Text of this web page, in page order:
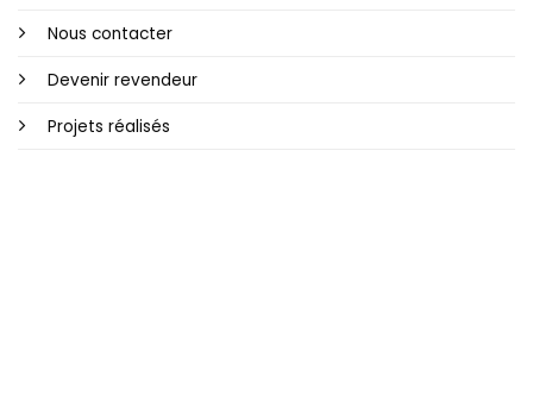
Nous contacter
Devenir revendeur
Projets réalisés